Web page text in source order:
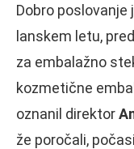
Dobro
lanskem letu,
za embalažno
kozmetične
oznanil direktor
že poročali,